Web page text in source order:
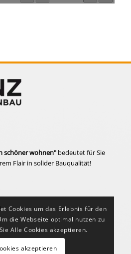
schöner wohnen"bedeutet für Sie
Flair in solider Bauqualität!
Cookies um das Erlebnis für den
die Webseite optimal nutzen zu
Alle Cookies akzeptieren.
akzeptieren